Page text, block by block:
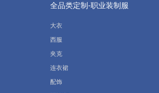
全品类定制-职业装制服
大衣
西服
夹克
连衣裙
配饰